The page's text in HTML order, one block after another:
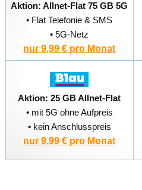
Aktion: Allnet-Flat 75 GB 5G
• Flat Telefonie & SMS
• 5G-Netz
nur 9,99 € pro Monat
Aktion: 25 GB Allnet-Flat
• mit 5G ohne Aufpreis
• kein Anschlusspreis
nur 9,99 € pro Monat